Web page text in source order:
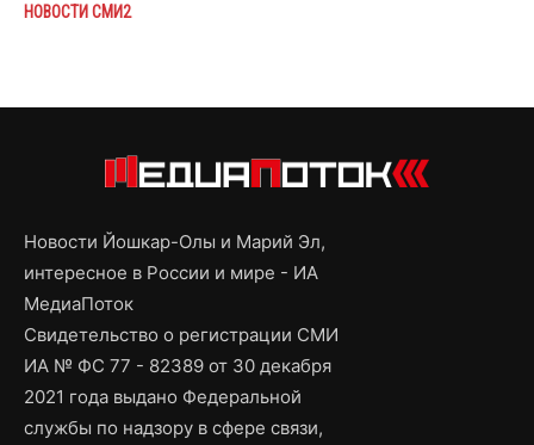
НОВОСТИ СМИ2
Новости Йошкар-Олы и Марий Эл,
интересное в России и мире - ИА
МедиаПоток
Свидетельство о регистрации СМИ
ИА № ФС 77 - 82389 от 30 декабря
2021 года выдано Федеральной
службы по надзору в сфере связи,